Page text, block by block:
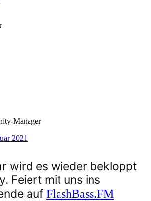
Manager
2021
wird es wieder bekloppt
Feiert mit uns ins
auf FlashBass.FM